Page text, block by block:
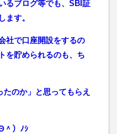
るブログ等でも、SBI証
ます。
社で口座開設をするの
を貯められるのも、ち
のか」と思ってもらえ
＾）ﾉｼ